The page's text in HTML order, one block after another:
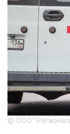
© ООО